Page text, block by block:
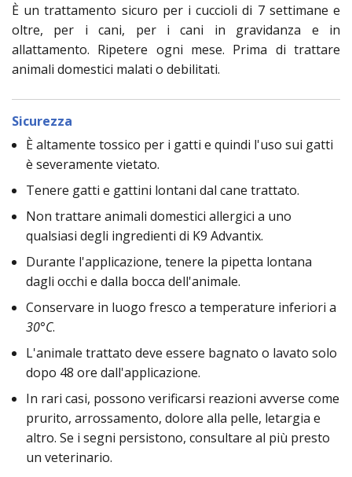
È un trattamento sicuro per i cuccioli di 7 settimane e
oltre, per i cani, per i cani in gravidanza e in
allattamento. Ripetere ogni mese. Prima di trattare
animali domestici malati o debilitati.
Sicurezza
È altamente tossico per i gatti e quindi l'uso sui gatti
è severamente vietato.
Tenere gatti e gattini lontani dal cane trattato.
Non trattare animali domestici allergici a uno
qualsiasi degli ingredienti di K9 Advantix.
Durante l'applicazione, tenere la pipetta lontana
dagli occhi e dalla bocca dell'animale.
Conservare in luogo fresco a temperature inferiori a
30°C.
L'animale trattato deve essere bagnato o lavato solo
dopo 48 ore dall'applicazione.
In rari casi, possono verificarsi reazioni avverse come
prurito, arrossamento, dolore alla pelle, letargia e
altro. Se i segni persistono, consultare al più presto
un veterinario.